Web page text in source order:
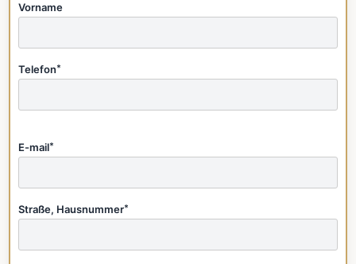
Vorname
Telefon*
E-mail*
Straße, Hausnummer*